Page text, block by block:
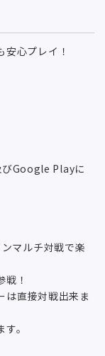
心プレイ！
Google Playに
マルチ対戦で楽
！
は直接対戦出来ま
。